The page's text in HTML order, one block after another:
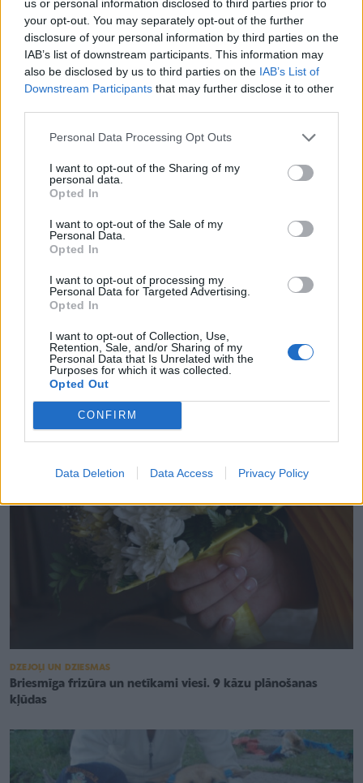
us or personal information disclosed to third parties prior to
your opt-out. You may separately opt-out of the further
disclosure of your personal information by third parties on the
IAB’s list of downstream participants. This information may
also be disclosed by us to third parties on the IAB’s List of
Downstream Participants that may further disclose it to other
Personal Data Processing Opt Outs
I want to opt-out of the Sharing of my
personal data.
Opted In
I want to opt-out of the Sale of my
Personal Data.
Opted In
I want to opt-out of processing my
Personal Data for Targeted Advertising.
Opted In
I want to opt-out of Collection, Use,
Retention, Sale, and/or Sharing of my
Personal Data that Is Unrelated with the
Purposes for which it was collected.
Opted Out
CONFIRM
Data Deletion Data Access Privacy Policy
Piecas biežākās kļūdas, ko pieļaujam saaukstēšanās
ĢIMENES VESELĪBA
Biežākās vecāku pieļautās kļūdas bērnu veselības aprūpē
DZEJOĻI UN DZIESMAS
Briesmīga frizūra un netīkami viesi. 9 kāzu plānošanas
kļūdas